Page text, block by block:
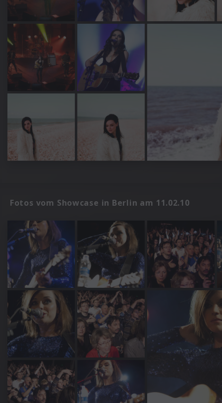
Fotos vom Showcase in Berlin am 11.02.10